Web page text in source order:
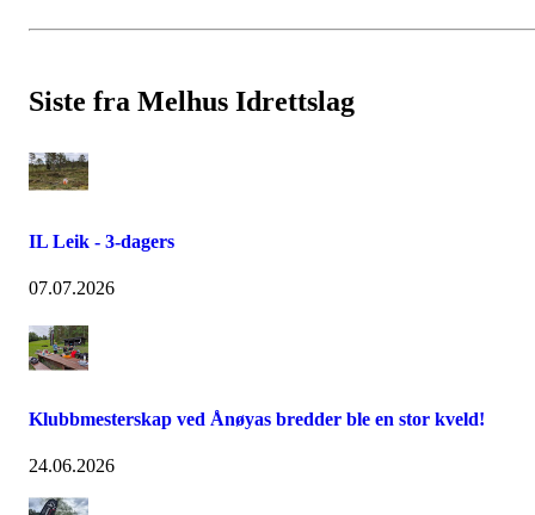
Siste fra Melhus Idrettslag
IL Leik - 3-dagers
07.07.2026
Klubbmesterskap ved Ånøyas bredder ble en stor kveld!
24.06.2026